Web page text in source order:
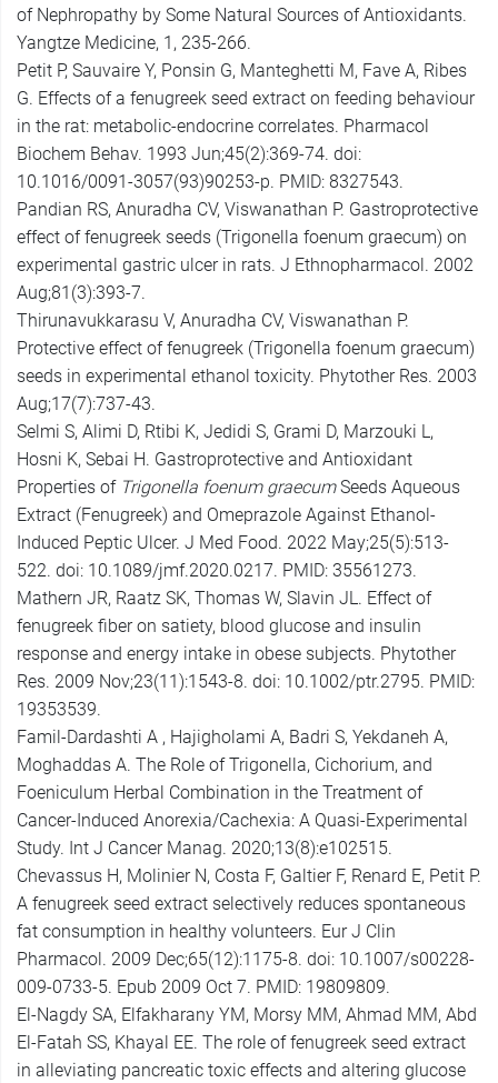
of Nephropathy by Some Natural Sources of Antioxidants.
Yangtze Medicine, 1, 235-266.
Petit P, Sauvaire Y, Ponsin G, Manteghetti M, Fave A, Ribes
G. Effects of a fenugreek seed extract on feeding behaviour
in the rat: metabolic-endocrine correlates. Pharmacol
Biochem Behav. 1993 Jun;45(2):369-74. doi:
10.1016/0091-3057(93)90253-p. PMID: 8327543.
Pandian RS, Anuradha CV, Viswanathan P. Gastroprotective
effect of fenugreek seeds (Trigonella foenum graecum) on
experimental gastric ulcer in rats. J Ethnopharmacol. 2002
Aug;81(3):393-7.
Thirunavukkarasu V, Anuradha CV, Viswanathan P.
Protective effect of fenugreek (Trigonella foenum graecum)
seeds in experimental ethanol toxicity. Phytother Res. 2003
Aug;17(7):737-43.
Selmi S, Alimi D, Rtibi K, Jedidi S, Grami D, Marzouki L,
Hosni K, Sebai H. Gastroprotective and Antioxidant
Properties of Trigonella foenum graecumSeeds Aqueous
Extract (Fenugreek) and Omeprazole Against Ethanol-
Induced Peptic Ulcer. J Med Food. 2022 May;25(5):513-
522. doi: 10.1089/jmf.2020.0217. PMID: 35561273.
Mathern JR, Raatz SK, Thomas W, Slavin JL. Effect of
fenugreek fiber on satiety, blood glucose and insulin
response and energy intake in obese subjects. Phytother
Res. 2009 Nov;23(11):1543-8. doi: 10.1002/ptr.2795. PMID:
19353539.
Famil-Dardashti A , Hajigholami A, Badri S, Yekdaneh A,
Moghaddas A. The Role of Trigonella, Cichorium, and
Foeniculum Herbal Combination in the Treatment of
Cancer-Induced Anorexia/Cachexia: A Quasi-Experimental
Study. Int J Cancer Manag. 2020;13(8):e102515.
Chevassus H, Molinier N, Costa F, Galtier F, Renard E, Petit P.
A fenugreek seed extract selectively reduces spontaneous
fat consumption in healthy volunteers. Eur J Clin
Pharmacol. 2009 Dec;65(12):1175-8. doi: 10.1007/s00228-
009-0733-5. Epub 2009 Oct 7. PMID: 19809809.
El-Nagdy SA, Elfakharany YM, Morsy MM, Ahmad MM, Abd
El-Fatah SS, Khayal EE. The role of fenugreek seed extract
in alleviating pancreatic toxic effects and altering glucose